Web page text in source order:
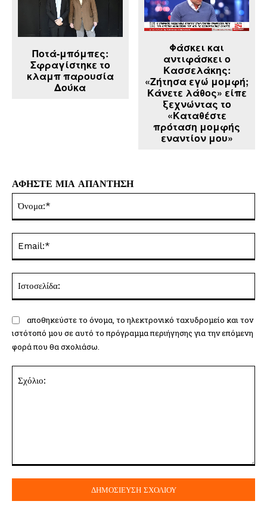
Ποτά-μπόμπες:
Σφραγίστηκε το
κλαμπ παρουσία
Δούκα
Φάσκει και
αντιφάσκει ο
Κασσελάκης:
«Ζήτησα εγώ μομφή;
Κάνετε λάθος» είπε
ξεχνώντας το
«Καταθέστε
πρόταση μομφής
εναντίον μου»
ΑΦΗΣΤΕ ΜΙΑ ΑΠΑΝΤΗΣΗ
αποθηκεύστε το όνομα, το ηλεκτρονικό ταχυδρομείο και τον
ιστότοπό μου σε αυτό το πρόγραμμα περιήγησης για την επόμενη
φορά που θα σχολιάσω.